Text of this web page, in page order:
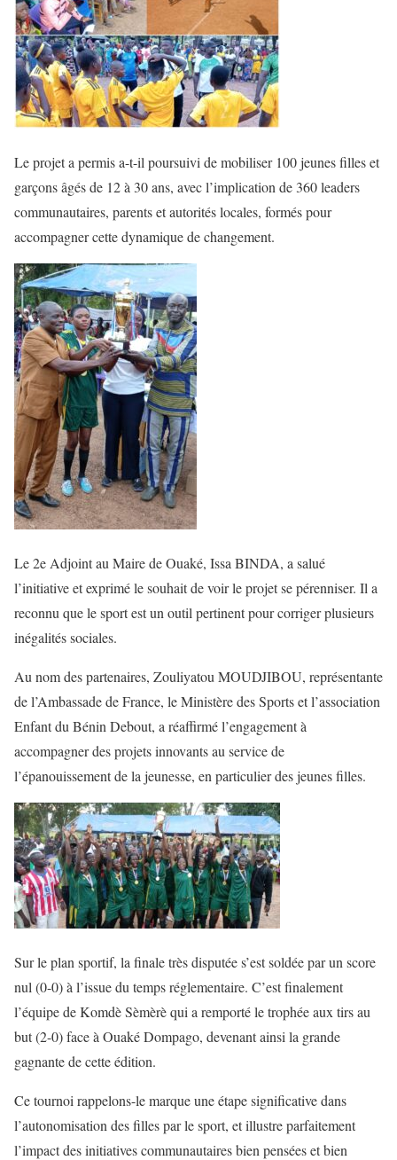
Le projet a permis a-t-il poursuivi de mobiliser 100 jeunes filles et
garçons âgés de 12 à 30 ans, avec l’implication de 360 leaders
communautaires, parents et autorités locales, formés pour
accompagner cette dynamique de changement.
Le 2e Adjoint au Maire de Ouaké, Issa BINDA, a salué
l’initiative et exprimé le souhait de voir le projet se pérenniser. Il a
reconnu que le sport est un outil pertinent pour corriger plusieurs
inégalités sociales.
Au nom des partenaires, Zouliyatou MOUDJIBOU, représentante
de l’Ambassade de France, le Ministère des Sports et l’association
Enfant du Bénin Debout, a réaffirmé l’engagement à
accompagner des projets innovants au service de
l’épanouissement de la jeunesse, en particulier des jeunes filles.
Sur le plan sportif, la finale très disputée s’est soldée par un score
nul (0-0) à l’issue du temps réglementaire. C’est finalement
l’équipe de Komdè Sèmèrè qui a remporté le trophée aux tirs au
but (2-0) face à Ouaké Dompago, devenant ainsi la grande
gagnante de cette édition.
Ce tournoi rappelons-le marque une étape significative dans
l’autonomisation des filles par le sport, et illustre parfaitement
l’impact des initiatives communautaires bien pensées et bien